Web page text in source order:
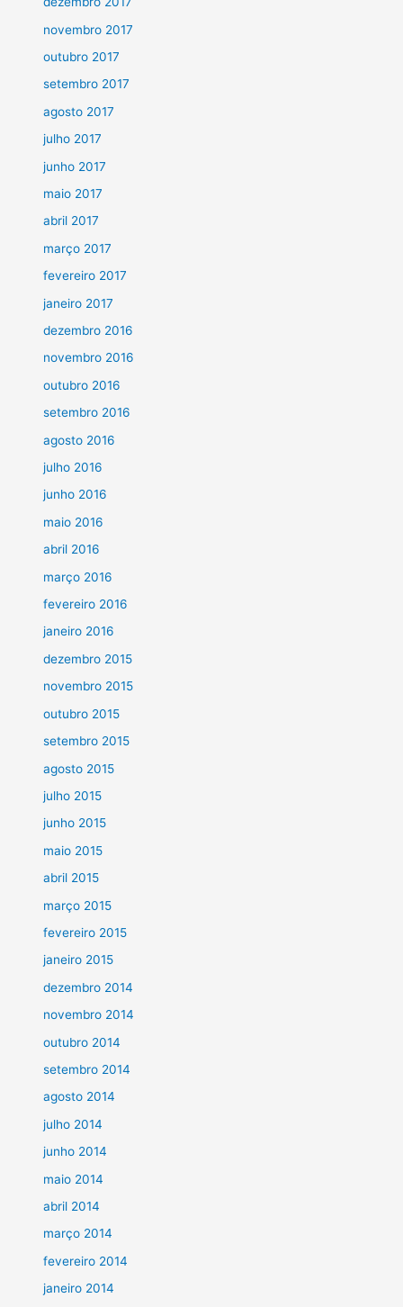
novembro 2017
outubro 2017
setembro 2017
agosto 2017
julho 2017
junho 2017
maio 2017
abril 2017
março 2017
fevereiro 2017
janeiro 2017
dezembro 2016
novembro 2016
outubro 2016
setembro 2016
agosto 2016
julho 2016
junho 2016
maio 2016
abril 2016
março 2016
fevereiro 2016
janeiro 2016
dezembro 2015
novembro 2015
outubro 2015
setembro 2015
agosto 2015
julho 2015
junho 2015
maio 2015
abril 2015
março 2015
fevereiro 2015
janeiro 2015
dezembro 2014
novembro 2014
outubro 2014
setembro 2014
agosto 2014
julho 2014
junho 2014
maio 2014
abril 2014
março 2014
fevereiro 2014
janeiro 2014